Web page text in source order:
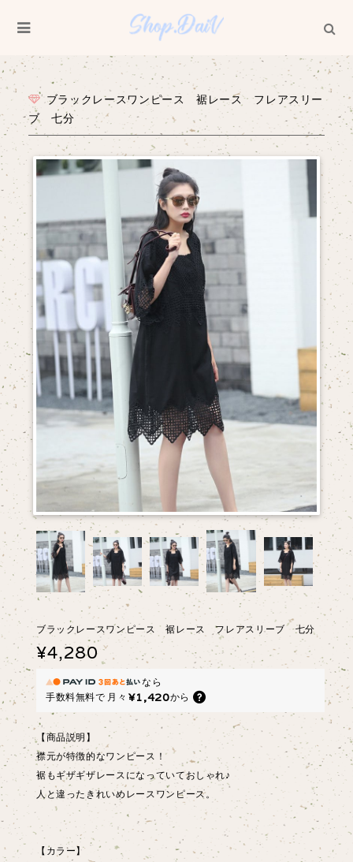
ブラックレースワンピース 裾レース フレアスリー
ブ 七分
ブラックレースワンピース 裾レース フレアスリーブ 七分
¥4,280
なら
手数料無料で 月々 ¥1,420から
【商品説明】
襟元が特徴的なワンピース！
裾もギザギザレースになっていておしゃれ♪
人と違ったきれいめレースワンピース。
【カラー】